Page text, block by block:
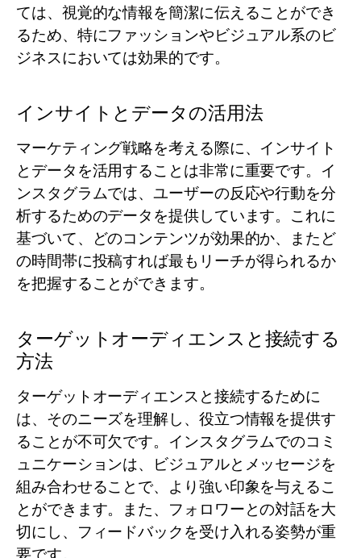
ては、視覚的な情報を簡潔に伝えることができ
るため、特にファッションやビジュアル系のビ
ジネスにおいては効果的です。
インサイトとデータの活用法
マーケティング戦略を考える際に、インサイト
とデータを活用することは非常に重要です。イ
ンスタグラムでは、ユーザーの反応や行動を分
析するためのデータを提供しています。これに
基づいて、どのコンテンツが効果的か、またど
の時間帯に投稿すれば最もリーチが得られるか
を把握することができます。
ターゲットオーディエンスと接続する
方法
ターゲットオーディエンスと接続するために
は、そのニーズを理解し、役立つ情報を提供す
ることが不可欠です。インスタグラムでのコミ
ュニケーションは、ビジュアルとメッセージを
組み合わせることで、より強い印象を与えるこ
とができます。また、フォロワーとの対話を大
切にし、フィードバックを受け入れる姿勢が重